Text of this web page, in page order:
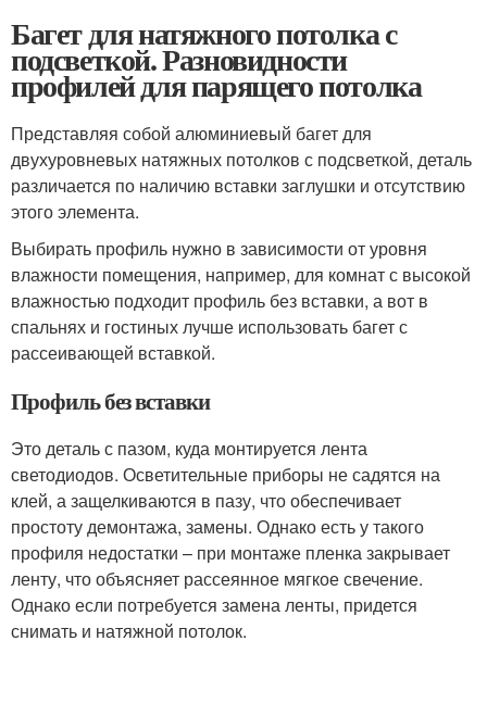
Багет для натяжного потолка с
подсветкой. Разновидности
профилей для парящего потолка
Представляя собой алюминиевый багет для
двухуровневых натяжных потолков с подсветкой, деталь
различается по наличию вставки заглушки и отсутствию
этого элемента.
Выбирать профиль нужно в зависимости от уровня
влажности помещения, например, для комнат с высокой
влажностью подходит профиль без вставки, а вот в
спальнях и гостиных лучше использовать багет с
рассеивающей вставкой.
Профиль без вставки
Это деталь с пазом, куда монтируется лента
светодиодов. Осветительные приборы не садятся на
клей, а защелкиваются в пазу, что обеспечивает
простоту демонтажа, замены. Однако есть у такого
профиля недостатки – при монтаже пленка закрывает
ленту, что объясняет рассеянное мягкое свечение.
Однако если потребуется замена ленты, придется
снимать и натяжной потолок.